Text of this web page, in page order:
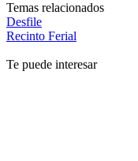
Temas relacionados
Desfile
Recinto Ferial
Te puede interesar